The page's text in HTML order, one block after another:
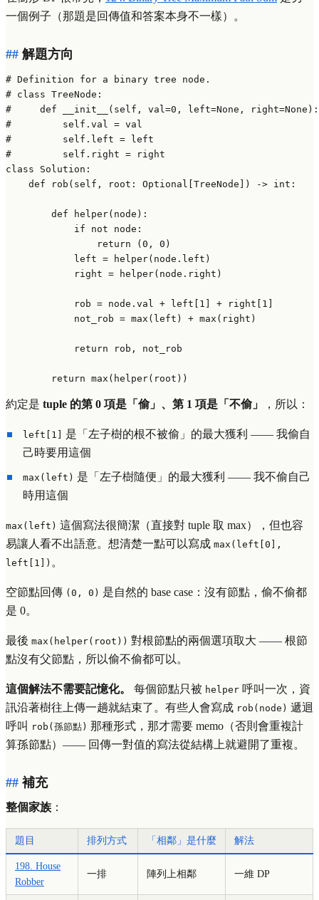
一個例子（那題是回傳值和答案本身不一樣）。
解題方向
# Definition for a binary tree node.
# class TreeNode:
#     def __init__(self, val=0, left=None, right=None):
#         self.val = val
#         self.left = left
#         self.right = right
class
Solution :
def
rob ( self, root: Optional [TreeNode] ) -> int :
def helper( node ):
if
not node:
return ( 0 , 0 )
            left = helper(node.left)
            right = helper(node.right)
            rob = node.val + left[
1 ] + right[ 1
            not_rob =
max (left) + max (right)
return rob, not_rob
return max
約定是 tuple 的第 0 項是「偷」、第 1 項是「不偷」 ，所以：
left[1]
是「左子樹的根不被偷」的最大獲利 —— 我偷自
己時要用這個
max(left) 是「左子樹隨便」的最大獲利 —— 我不偷自己
時用這個
max(left) 這個寫法很簡潔（直接對 tuple 取 max），但也容
易讓人看不出語意。想清楚一點可以寫成 max(left[0],
left[1]) 。
空節點回傳 (0, 0) 是自然的 base case：沒有節點，偷不偷都
是 0。
最後 max(helper(root)) 對根節點的兩個選項取大 —— 根節
點沒有父節點，所以偷不偷都可以。
這個解法不需要記憶化。 每個節點只被 helper 呼叫一次，資
訊沿著樹往上傳一趟就結束了。有些人會寫成 rob(node) 遞迴
呼叫 rob(孫節點) 那種形式，那才需要 memo（否則會重複計
算孫節點）—— 回傳一對值的寫法從結構上就避開了重複。
補充
整個家族 ：
題目 排列方式 「相鄰」是什麼 解法
198. House
Robber
一排 陣列上相鄰 一維 DP